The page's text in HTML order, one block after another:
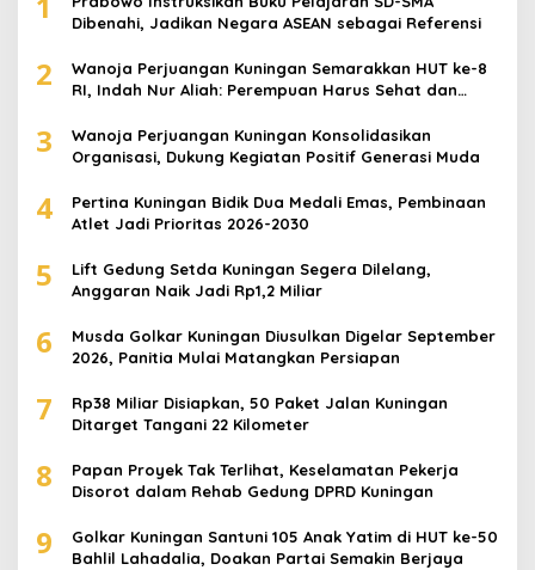
Dibenahi, Jadikan Negara ASEAN sebagai Referensi
2
Wanoja Perjuangan Kuningan Semarakkan HUT ke-8
RI, Indah Nur Aliah: Perempuan Harus Sehat dan
3
Wanoja Perjuangan Kuningan Konsolidasikan
Organisasi, Dukung Kegiatan Positif Generasi Muda
4
Pertina Kuningan Bidik Dua Medali Emas, Pembinaan
Atlet Jadi Prioritas 2026-2030
5
Lift Gedung Setda Kuningan Segera Dilelang,
Anggaran Naik Jadi Rp1,2 Miliar
6
Musda Golkar Kuningan Diusulkan Digelar September
2026, Panitia Mulai Matangkan Persiapan
7
Rp38 Miliar Disiapkan, 50 Paket Jalan Kuningan
Ditarget Tangani 22 Kilometer
8
Papan Proyek Tak Terlihat, Keselamatan Pekerja
Disorot dalam Rehab Gedung DPRD Kuningan
9
Golkar Kuningan Santuni 105 Anak Yatim di HUT ke-50
Bahlil Lahadalia, Doakan Partai Semakin Berjaya